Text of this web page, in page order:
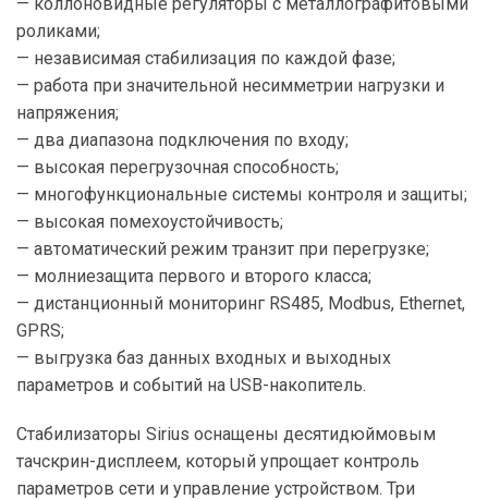
роликами;
— независимая стабилизация по каждой фазе;
— работа при значительной несимметрии нагрузки и
напряжения;
— два диапазона подключения по входу;
— высокая перегрузочная способность;
— многофункциональные системы контроля и защиты;
— высокая помехоустойчивость;
— автоматический режим транзит при перегрузке;
— молниезащита первого и второго класса;
— дистанционный мониторинг RS485, Modbus, Ethernet,
GPRS;
— выгрузка баз данных входных и выходных
параметров и событий на USB-накопитель.
Стабилизаторы Sirius оснащены десятидюймовым
тачскрин-дисплеем, который упрощает контроль
параметров сети и управление устройством. Три